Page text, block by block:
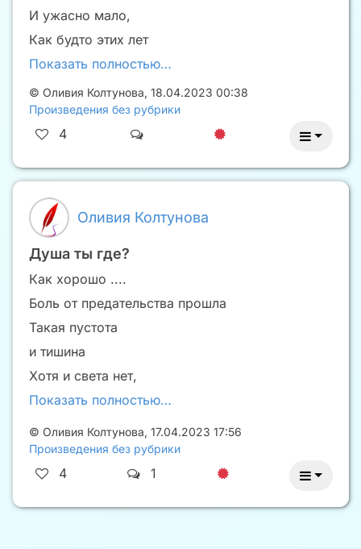
И ужасно мало,
Как будто этих лет
Показать полностью…
© Оливия Колтунова, 18.04.2023 00:38
Произведения без рубрики
4
Оливия Колтунова
Душа ты где?
Как хорошо ....
Боль от предательства прошла
Такая пустота
и тишина
Хотя и света нет,
Показать полностью…
© Оливия Колтунова, 17.04.2023 17:56
Произведения без рубрики
4 1